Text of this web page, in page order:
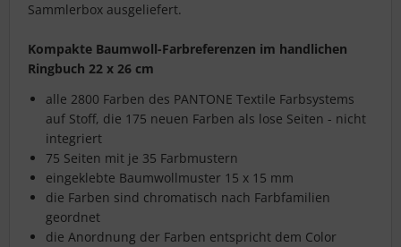
Sammlerbox ausgeliefert.
Kompakte Baumwoll-Farbreferenzen im handlichen
Ringbuch 22 x 26 cm
alle 2800 Farben des PANTONE Textile Farbsystems
auf Stoff, die 175 neuen Farben als lose Seiten - nicht
integriert
75 Seiten mit je 35 Farbmustern
eingeklebte Baumwollmuster 15 x 15 mm
die Farben sind chromatisch nach Farbfamilien
geordnet
die Anordnung der Farben entspricht dem Color